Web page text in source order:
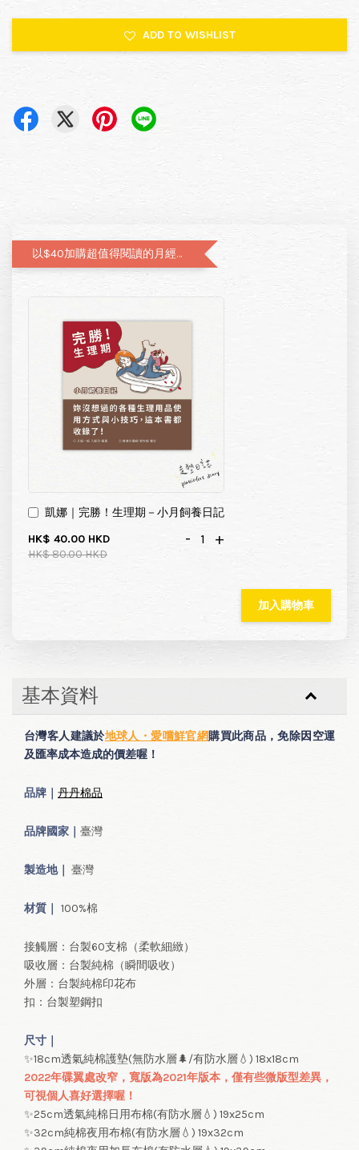
ADD TO WISHLIST
以$40加購超值得閱讀的月經圖文書—小月飼養日記
凱娜｜完勝！生理期－小月飼養日記
HK$ 40.00 HKD
HK$ 80.00 HKD
- +
加入購物車
基本資料
台灣客人建議於地球人・愛嚐鮮官網購買此商品，免除因空運
及匯率成本造成的價差喔！
品牌｜ 丹丹棉品
品牌國家｜ 臺灣
製造地｜ 臺灣
材質｜ 100%棉
接觸層：台製60支棉（柔軟細緻）
吸收層：台製純棉（瞬間吸收）
外層：台製純棉印花布
扣：台製塑鋼扣
尺寸｜
✨18cm透氣純棉護墊(無防水層🌲/有防水層💧) 18x18cm
2022年碟翼處改窄，寬版為2021年版本，僅有些微版型差異，
可視個人喜好選擇喔！
✨25cm透氣純棉日用布棉(有防水層💧) 19x25cm
✨32cm純棉夜用布棉(有防水層💧) 19x32cm